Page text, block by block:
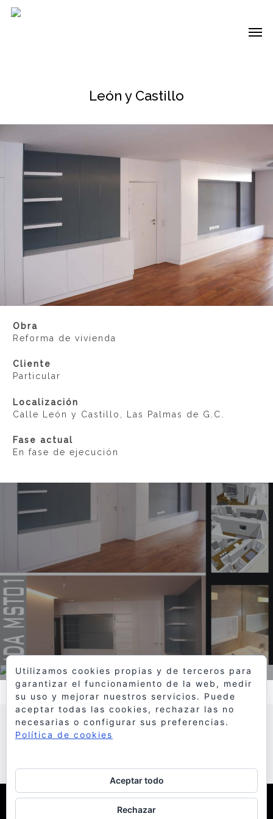
Skip
León y Castillo
Obra
Reforma de vivienda
Cliente
Particular
Localización
Calle León y Castillo, Las Palmas de G.C.
Fase actual
En fase de ejecución
© 1998 Bello y Monterde Arquitectos
Utilizamos cookies propias y de terceros para
garantizar el funcionamiento de la web, medir
su uso y mejorar nuestros servicios. Puede
aceptar todas las cookies, rechazar las no
necesarias o configurar sus preferencias.
Política de cookies
Aceptar todo
Rechazar